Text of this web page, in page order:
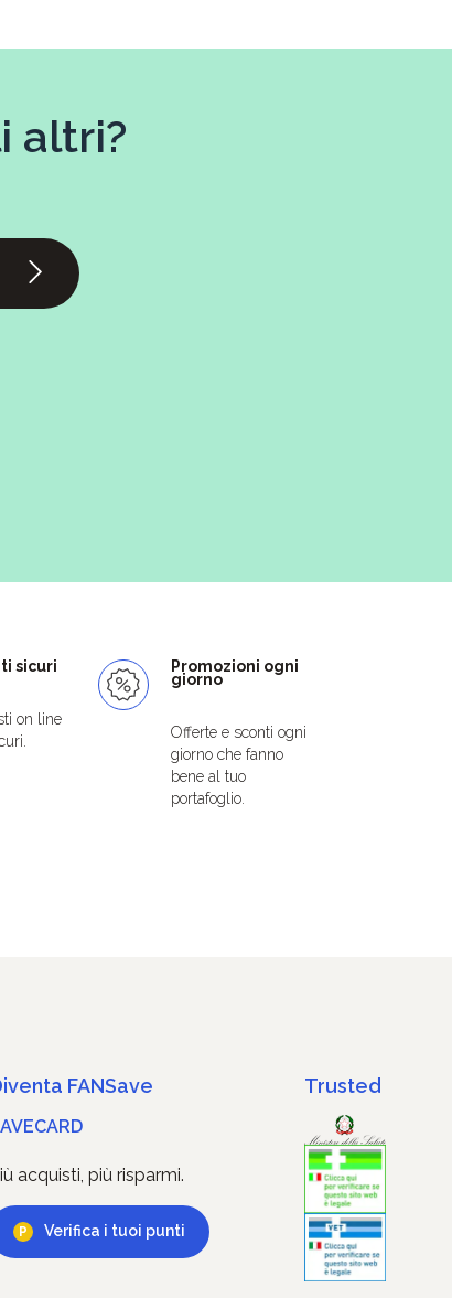
altri?
sicuri
on line
Promozioni ogni
giorno
Offerte e sconti ogni
giorno che fanno
bene al tuo
portafoglio.
FANSave
acquisti, più risparmi.
Verifica i tuoi punti
Trusted